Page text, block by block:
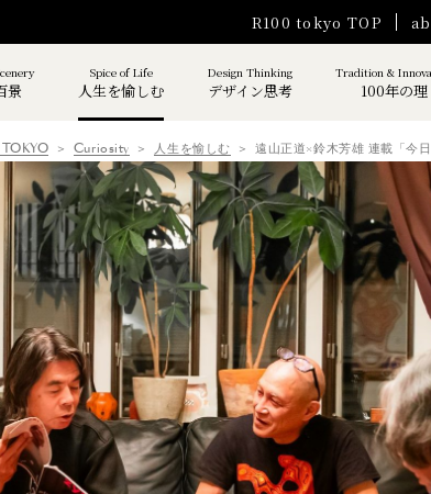
R100 tokyo TOP
景
Spice of Life
人生を愉しむ
Design Thinking
デザイン思考
Tradition &
100年の理
TOKYO Curiosity 人生を愉しむ 遠山正道×鈴木芳雄 連載「今